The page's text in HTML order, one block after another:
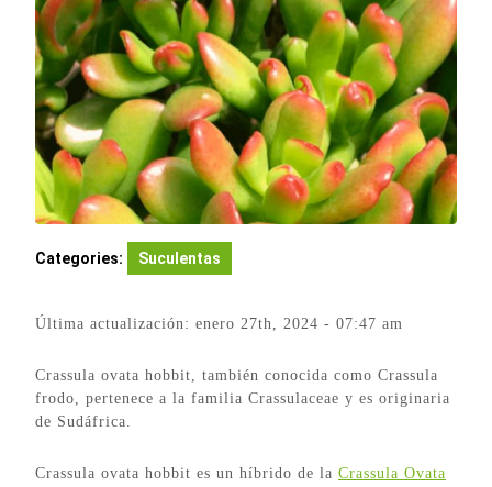
Categories: Suculentas
Última actualización: enero 27th, 2024 - 07:47 am
Crassula ovata hobbit, también conocida como Crassula
frodo, pertenece a la familia Crassulaceae y es originaria
de Sudáfrica.
Crassula ovata hobbit es un híbrido de la Crassula Ovata